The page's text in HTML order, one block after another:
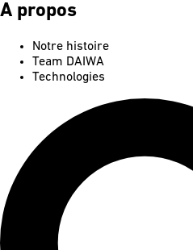
A propos
Notre histoire
Team DAIWA
Technologies